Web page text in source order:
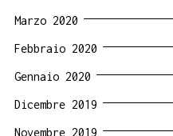
Marzo 2020
Febbraio 2020
Gennaio 2020
Dicembre 2019
Novembre 2019